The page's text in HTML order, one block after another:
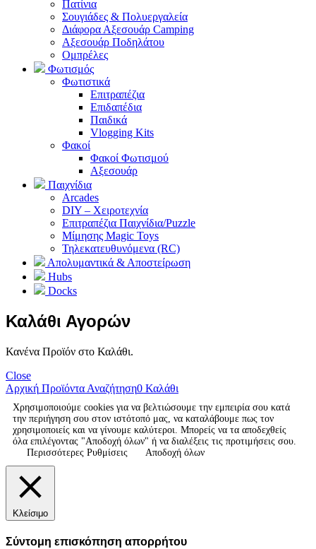
Πατίνια
Σουγιάδες & Πολυεργαλεία
Διάφορα Αξεσουάρ Camping
Αξεσουάρ Ποδηλάτου
Ομπρέλες
Φωτισμός
Φωτιστικά
Επιτραπέζια
Επιδαπέδια
Παιδικά
Vlogging Kits
Φακοί
Φακοί Φωτισμού
Αξεσουάρ
Παιχνίδια
Arcades
DIY – Χειροτεχνία
Επιτραπέζια Παιχνίδια/Puzzle
Μίμησης Magic Toys
Τηλεκατευθυνόμενα (RC)
Απολυμαντικά & Αποστείρωση
Hubs
Docks
Καλάθι Αγορών
Κανένα Προϊόν στο Καλάθι.
Close
Αρχική Προϊόντα Αναζήτηση0 Καλάθι
Χρησιμοποιούμε cookies για να βελτιώσουμε την εμπειρία σου κατά
την περιήγηση σου στον ιστότοπό μας, να καταλάβουμε πως τον
χρησιμοποιείς και να γίνουμε καλύτεροι. Μπορείς να τα αποδεχθείς
όλα επιλέγοντας "Αποδοχή όλων" ή να διαλέξεις τις προτιμήσεις σου.
Περισσότερες Ρυθμίσεις
Αποδοχή όλων
Κλείσιμο
Σύντομη επισκόπηση απορρήτου